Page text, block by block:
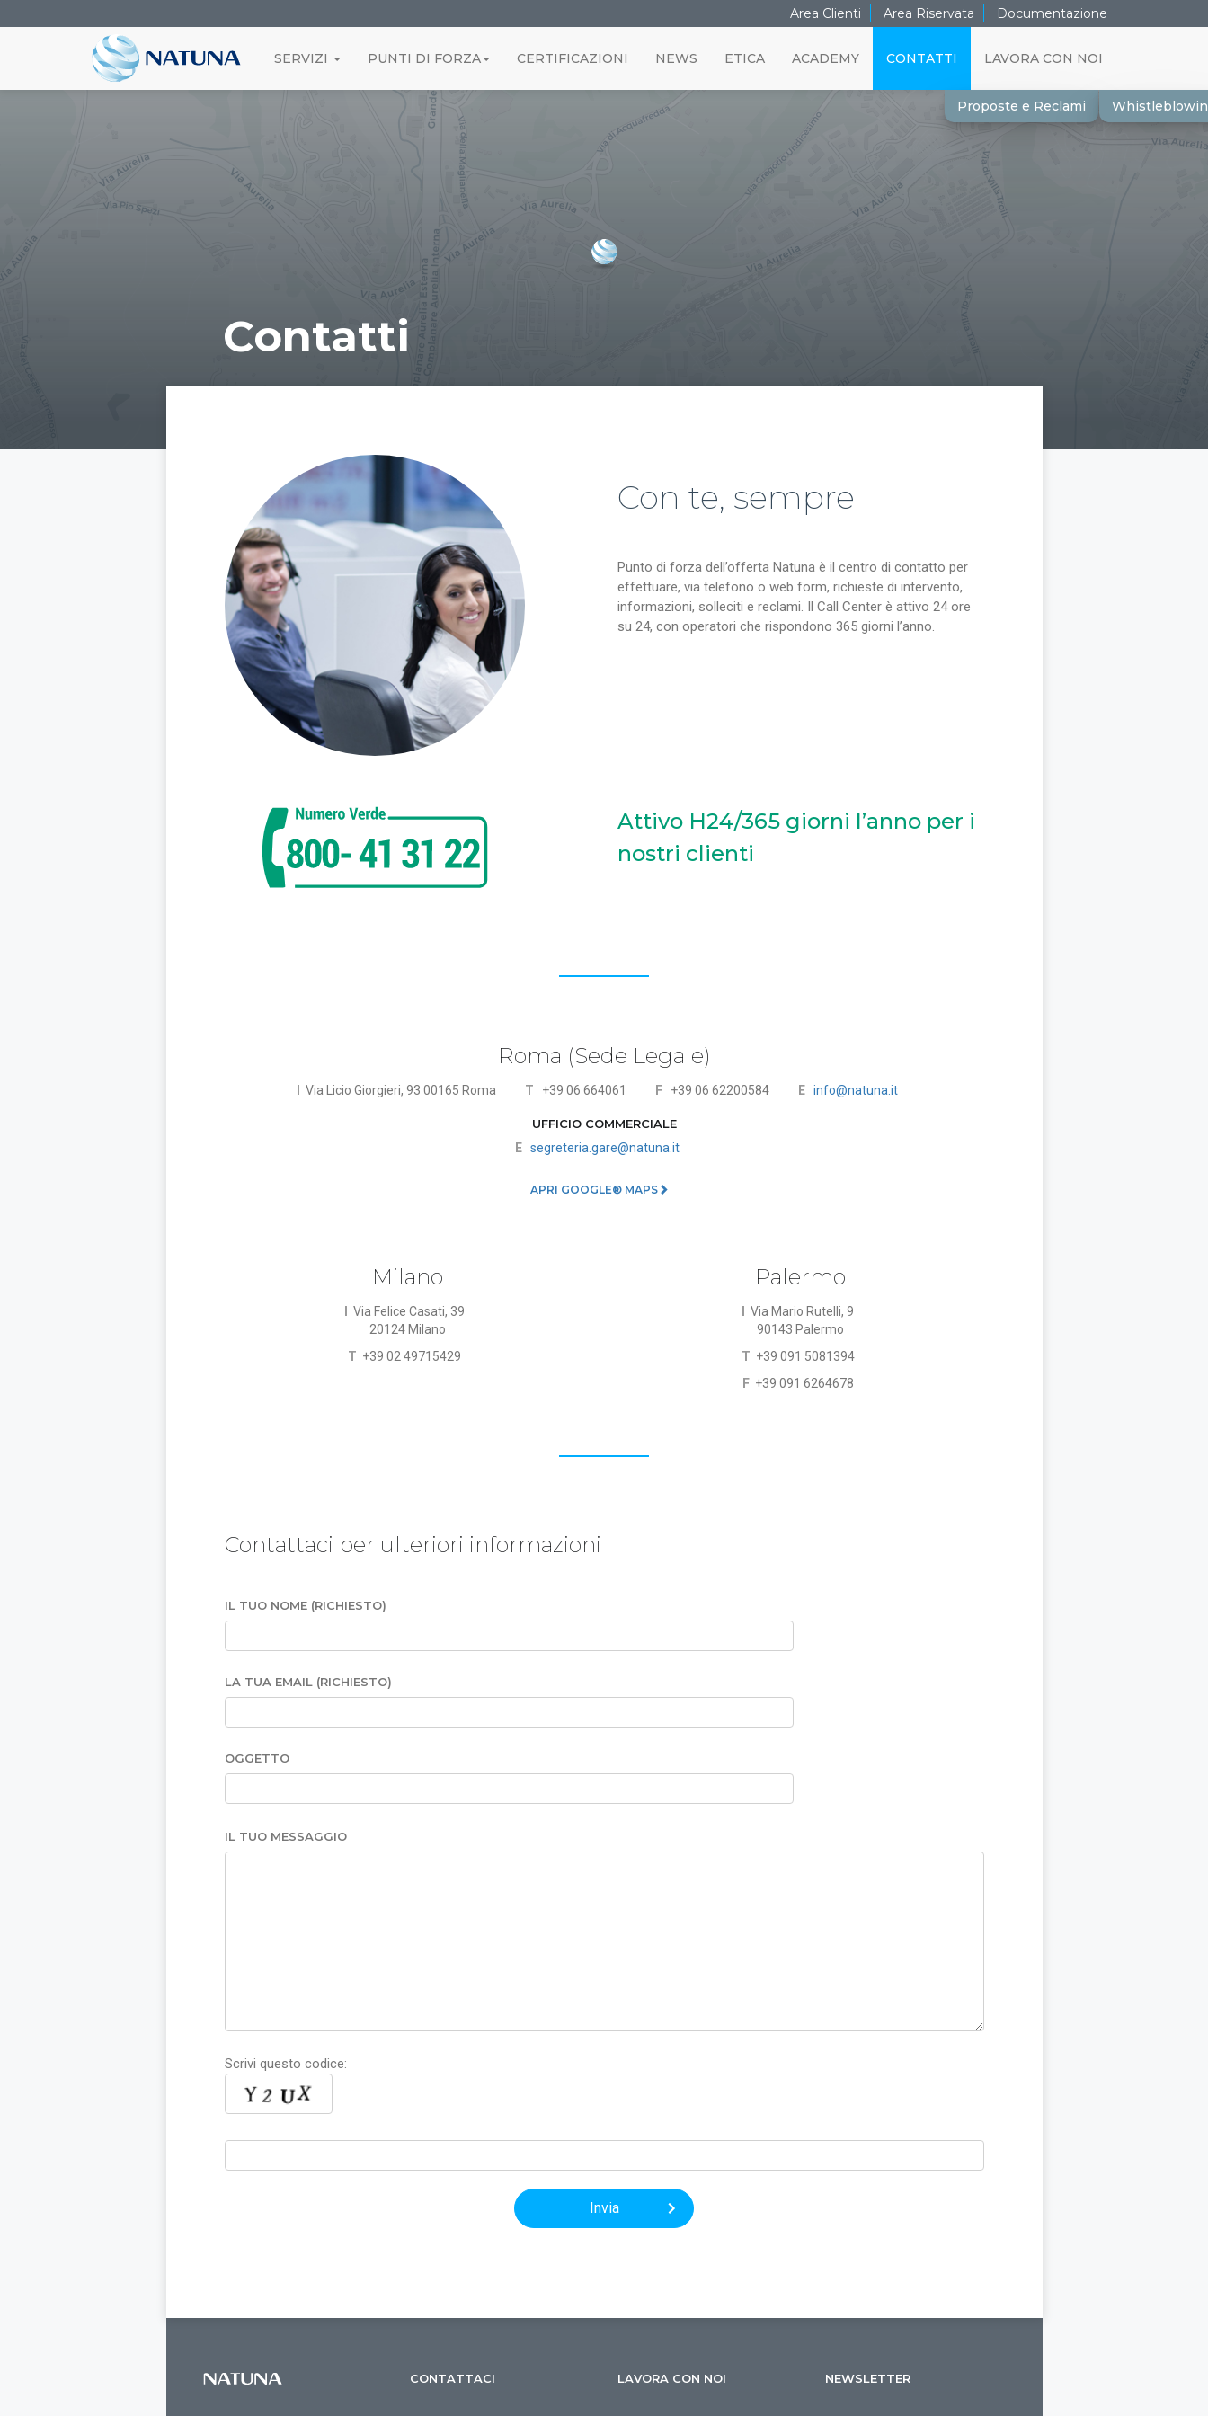
Area Clienti Area Riservata Documentazione
SERVIZI PUNTI DI FORZA CERTIFICAZIONI NEWS ETICA ACADEMY CONTATTI LAVORA CON NOI
Proposte e Reclami
Contatti
Con te, sempre
Punto di forza dell’offerta Natuna è il centro di contatto per
effettuare, via telefono o web form, richieste di intervento,
informazioni, solleciti e reclami. Il Call Center è attivo 24 ore
su 24, con operatori che rispondono 365 giorni l’anno.
Attivo H24/365 giorni l’anno per i
nostri clienti
Roma (Sede Legale)
Via Licio Giorgieri, 93 00165 Roma T +39 06 664061 F +39 06 62200584 E info@natuna.it
UFFICIO COMMERCIALE
E segreteria.gare@natuna.it
APRI GOOGLE® MAPS
Milano
Via Felice Casati, 39
20124 Milano
T +39 02 49715429
Palermo
Via Mario Rutelli, 9
90143 Palermo
T +39 091 5081394
F +39 091 6264678
Contattaci per ulteriori informazioni
IL TUO NOME (RICHIESTO)
LA TUA EMAIL (RICHIESTO)
OGGETTO
IL TUO MESSAGGIO
Scrivi questo codice:
CONTATTACI LAVORA CON NOI NEWSLETTER